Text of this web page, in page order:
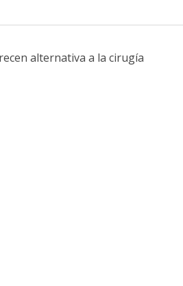
alternativa a la cirugía